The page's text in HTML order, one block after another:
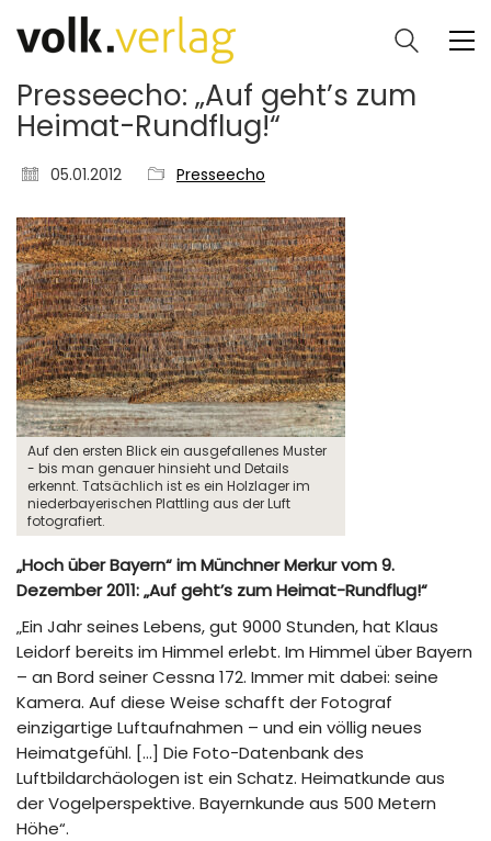
Presseecho: „Auf geht’s zum
Heimat-Rundflug!“
05.01.2012 Presseecho
Auf den ersten Blick ein ausgefallenes Muster
- bis man genauer hinsieht und Details
erkennt. Tatsächlich ist es ein Holzlager im
niederbayerischen Plattling aus der Luft
fotografiert.
„Hoch über Bayern“ im Münchner Merkur vom 9.
Dezember 2011: „Auf geht’s zum Heimat-Rundflug!“
„Ein Jahr seines Lebens, gut 9000 Stunden, hat Klaus
Leidorf bereits im Himmel erlebt. Im Himmel über Bayern
– an Bord seiner Cessna 172. Immer mit dabei: seine
Kamera. Auf diese Weise schafft der Fotograf
einzigartige Luftaufnahmen – und ein völlig neues
Heimatgefühl. […] Die Foto-Datenbank des
Luftbildarchäologen ist ein Schatz. Heimatkunde aus
der Vogelperspektive. Bayernkunde aus 500 Metern
Höhe“.